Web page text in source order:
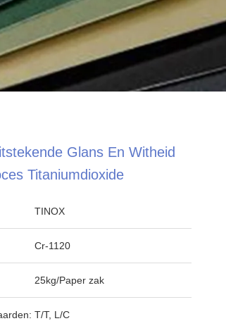
Glans En Witheid
Titaniumdioxide
TINOX
Cr-1120
25kg/Paper zak
T/T, L/C